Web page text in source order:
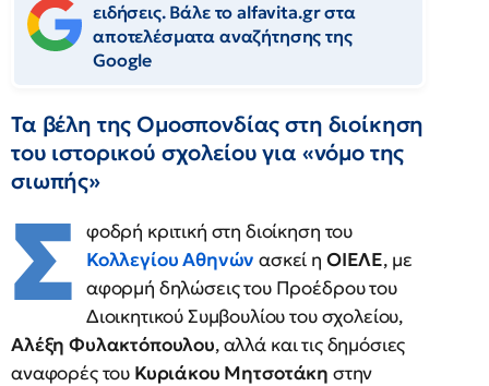
ειδήσεις. Βάλε το alfavita.gr στα
αποτελέσματα αναζήτησης της
Google
Τα βέλη της Ομοσπονδίας στη διοίκηση
του ιστορικού σχολείου για «νόμο της
σιωπής»
Σ φοδρή κριτική στη διοίκηση του
Κολλεγίου Αθηνών ασκεί η ΟΙΕΛΕ, με
αφορμή δηλώσεις του Προέδρου του
Διοικητικού Συμβουλίου του σχολείου,
Αλέξη Φυλακτόπουλου, αλλά και τις δημόσιες
αναφορές του Κυριάκου Μητσοτάκη στην